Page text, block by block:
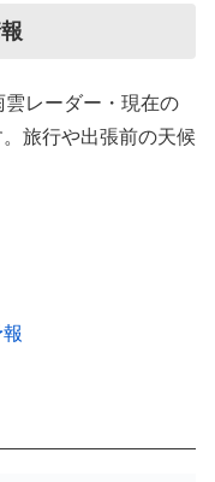
レーダー・現在の
旅行や出張前の天候